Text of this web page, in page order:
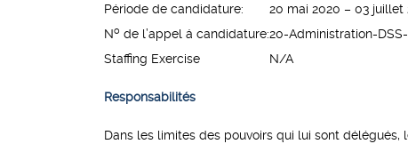
Période de candidature:
20 mai 2020 – 03 juillet
No de l’appel á candidature:20-Administration-
Staffing Exercise
N/A
Responsabilités
Dans les limites des pouvoirs qui lui sont